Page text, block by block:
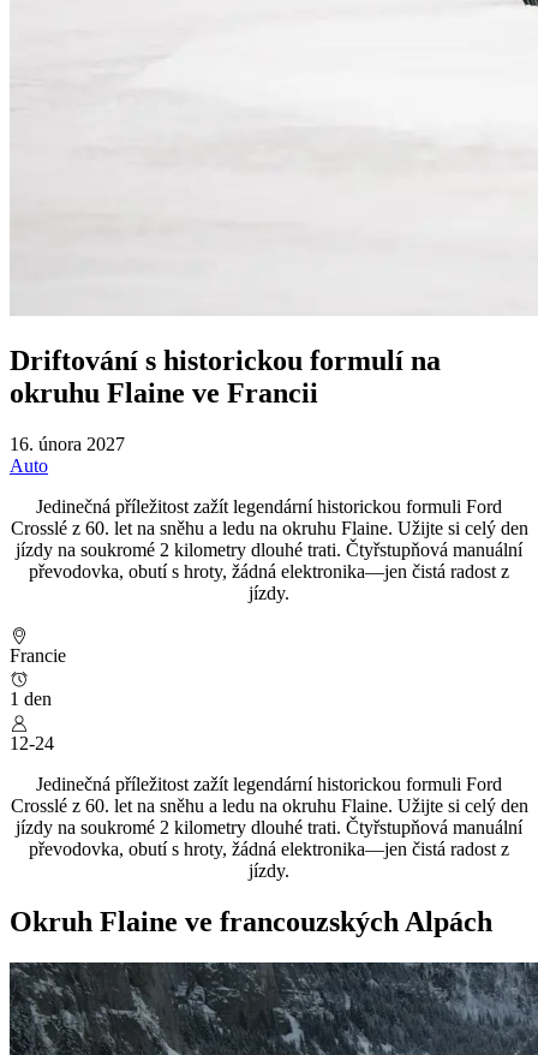
Driftování s historickou formulí na
okruhu Flaine ve Francii
16. února 2027
Auto
Jedinečná příležitost zažít legendární historickou formuli Ford
Crosslé z 60. let na sněhu a ledu na okruhu Flaine. Užijte si celý den
jízdy na soukromé 2 kilometry dlouhé trati. Čtyřstupňová manuální
převodovka, obutí s hroty, žádná elektronika—jen čistá radost z
jízdy.
Francie
1 den
12-24
Jedinečná příležitost zažít legendární historickou formuli Ford
Crosslé z 60. let na sněhu a ledu na okruhu Flaine. Užijte si celý den
jízdy na soukromé 2 kilometry dlouhé trati. Čtyřstupňová manuální
převodovka, obutí s hroty, žádná elektronika—jen čistá radost z
jízdy.
Okruh Flaine ve francouzských Alpách